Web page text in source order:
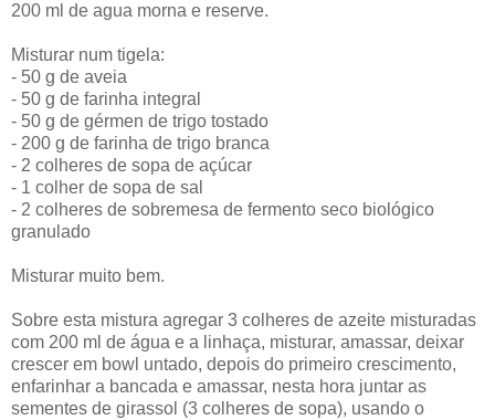
200 ml de agua morna e reserve.
Misturar num tigela:
- 50 g de aveia
- 50 g de farinha integral
- 50 g de gérmen de trigo tostado
- 200 g de farinha de trigo branca
- 2 colheres de sopa de açúcar
- 1 colher de sopa de sal
- 2 colheres de sobremesa de fermento seco biológico
granulado
Misturar muito bem.
Sobre esta mistura agregar 3 colheres de azeite misturadas
com 200 ml de água e a linhaça, misturar, amassar, deixar
crescer em bowl untado, depois do primeiro crescimento,
enfarinhar a bancada e amassar, nesta hora juntar as
sementes de girassol (3 colheres de sopa), usando o